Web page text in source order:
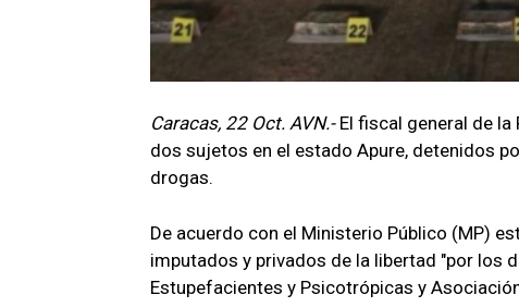
Caracas, 22 Oct. AVN.- El fiscal general de la
dos sujetos en el estado Apure, detenidos
drogas.
De acuerdo con el Ministerio Público (MP)
imputados y privados de la libertad "por los
Estupefacientes y Psicotrópicas y